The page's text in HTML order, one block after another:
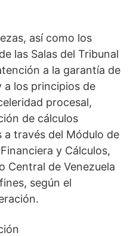
así como los
las Salas del Tribunal
a la garantía de
a los principios de
procesal,
de cálculos
través del Módulo de
y Cálculos,
Central de Venezuela
según el